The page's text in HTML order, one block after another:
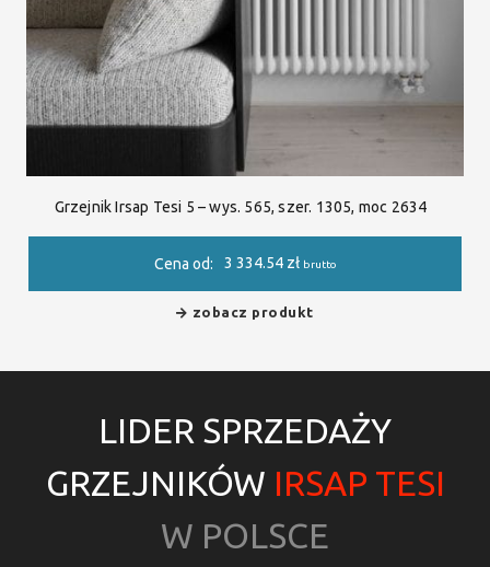
Grzejnik Irsap Tesi 5 – wys. 565, szer. 1305, moc 2634
Cena od: 3 334.54 zł brutto
zobacz produkt
LIDER SPRZEDAŻY
GRZEJNIKÓW IRSAP TESI
W POLSCE